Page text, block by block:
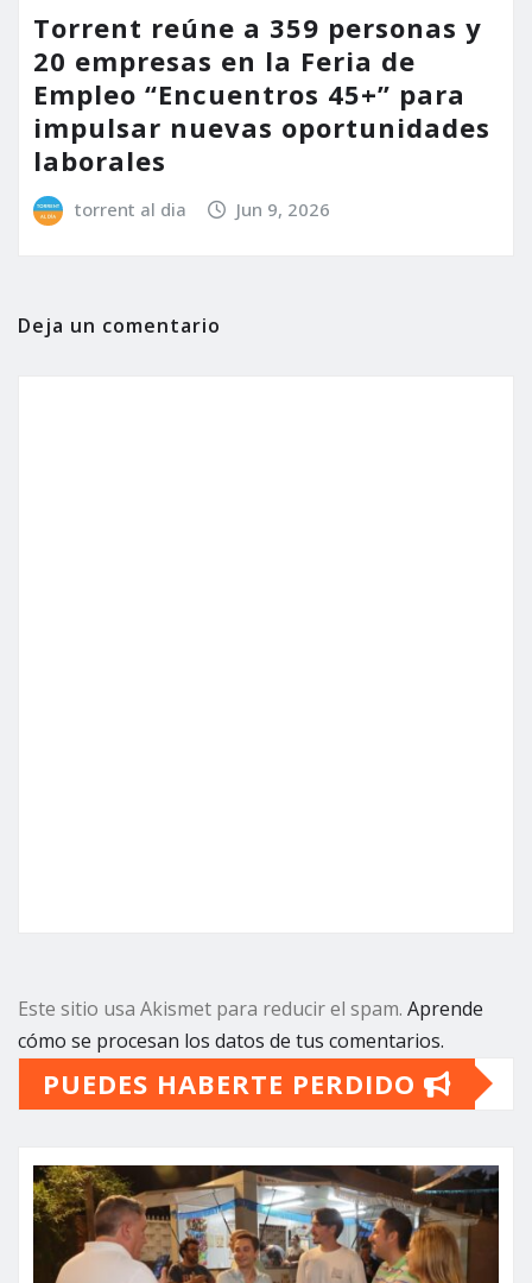
Torrent reúne a 359 personas y
20 empresas en la Feria de
Empleo “Encuentros 45+” para
impulsar nuevas oportunidades
laborales
torrent al dia Jun 9, 2026
Deja un comentario
Este sitio usa Akismet para reducir el spam. Aprende
cómo se procesan los datos de tus comentarios.
PUEDES HABERTE PERDIDO